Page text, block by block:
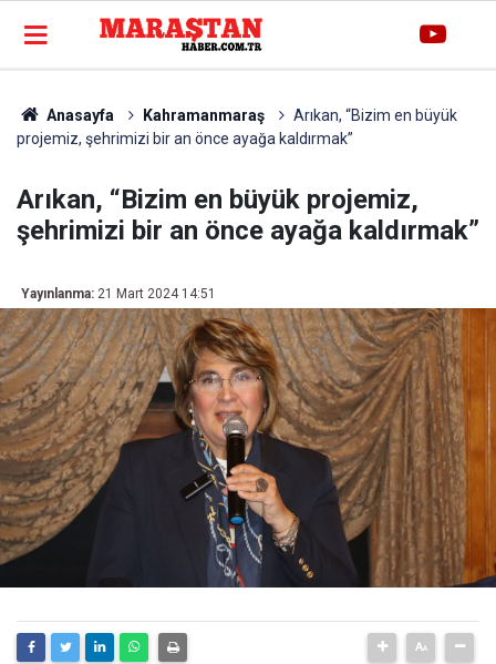
Anasayfa Kahramanmaraş
Arıkan, “Bizim en büyük
projemiz, şehrimizi bir an önce ayağa kaldırmak”
Arıkan, “Bizim en büyük projemiz,
şehrimizi bir an önce ayağa kaldırmak”
Yayınlanma: 21 Mart 2024 14:51